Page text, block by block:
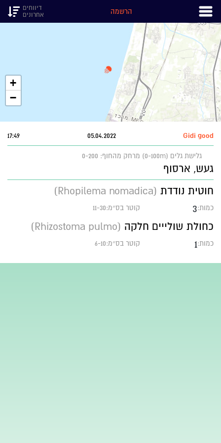
הרשמה
דיווחים
אחרונים
+
−
Gidi good
05.04.2022
17:49
גלישת גלים (0-100m) מרחק מהחוף: 0-200
געש, ארסוף
חוטית נודדת (Rhopilema nomadica)
כמות:3 קוטר בס״מ:11-30
כחולת שולייים חלקה (Rhizostoma pulmo)
כמות:1 קוטר בס״מ:6-10